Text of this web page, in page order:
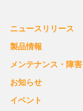
ニュースリリース
製品情報
メンテナンス・障害
お知らせ
イベント